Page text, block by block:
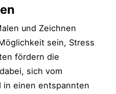
und Zeichnen
sein, Stress
fördern die
sich vom
in einen entspannten